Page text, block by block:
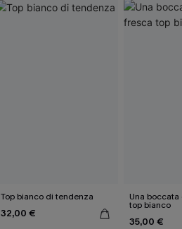
Top bianco di tendenza
32,00 €
Una
top bianco
35,00 €